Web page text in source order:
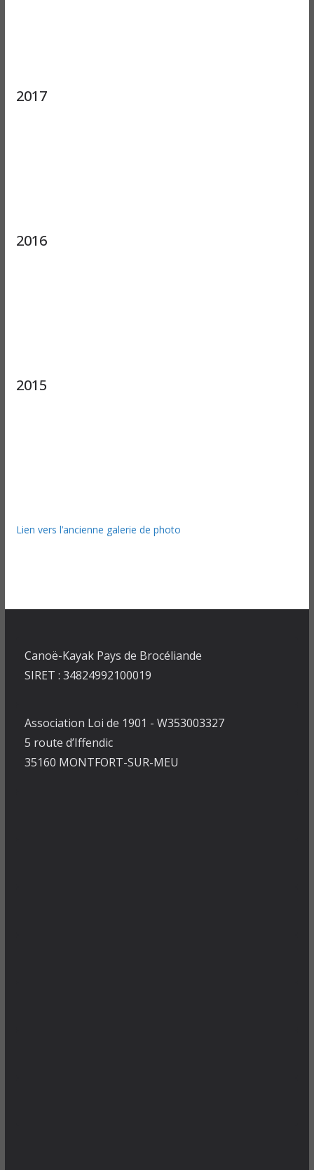
2017
2016
2015
Lien vers l’ancienne galerie de photo
Canoë-Kayak Pays de Brocéliande
SIRET : 34824992100019
Association Loi de 1901 - W353003327
5 route d’Iffendic
35160 MONTFORT-SUR-MEU